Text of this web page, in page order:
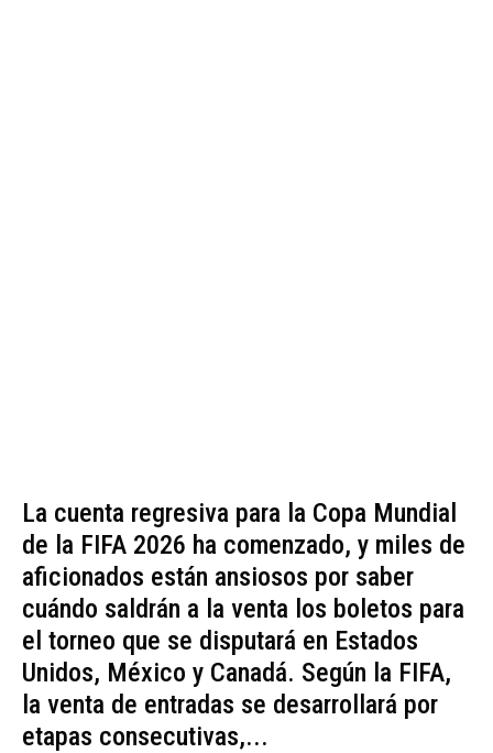
La cuenta regresiva para la Copa Mundial
de la FIFA 2026 ha comenzado, y miles de
aficionados están ansiosos por saber
cuándo saldrán a la venta los boletos para
el torneo que se disputará en Estados
Unidos, México y Canadá. Según la FIFA,
la venta de entradas se desarrollará por
etapas consecutivas,...